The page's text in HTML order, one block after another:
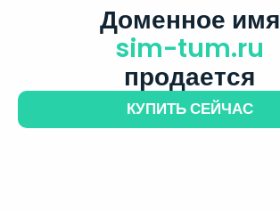
Доменное имя
sim-tum.ru
продается
КУПИТЬ СЕЙЧАС